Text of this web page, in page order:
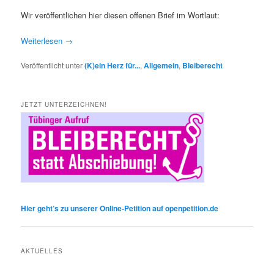
Wir veröffentlichen hier diesen offenen Brief im Wortlaut:
Weiterlesen →
Veröffentlicht unter(K)ein Herz für...,Allgemein, Bleiberecht
JETZT UNTERZEICHNEN!
Hier geht’s zu unserer Online-Petition auf openpetition.de
AKTUELLES